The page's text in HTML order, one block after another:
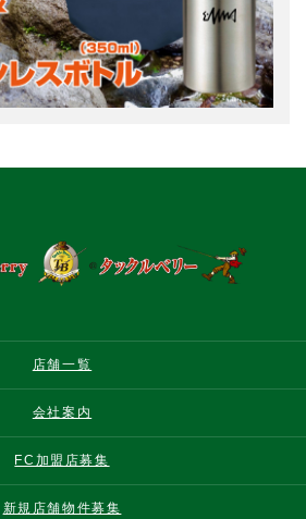
店舗一覧
会社案内
FC加盟店募集
新規店舗物件募集